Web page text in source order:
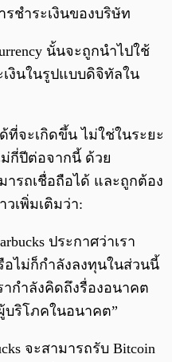
ชำระเงินของบริษัท
นั้นจะถูกนำไปใช้
เงินในรูปแบบดิจิทัลใน
ที่จะเกิดขึ้น ไม่ใช่ในระยะ
กี่ปีต่อจากนี้ ด้วย
รถเชื่อถือได้ และถูกต้อง
วเพิ่มเติมว่า:
ประกาศว่าเรา
อไม่ก็กำลังลงทุนในส่วนนี้
กำลังคิดถึงรื่องอนาคต
ริโภคในอนาคต”
จะสามารถรับ Bitcoin